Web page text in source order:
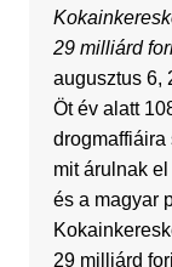
29 milliárd
augusztus 6,
Öt év alatt
drogmaffiáira
mit árulnak
és a magyar
29 milliárd